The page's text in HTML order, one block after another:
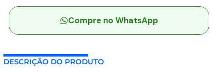
180-
528VCA/254VCC-
747VCC
2,65A
Compre no WhatsApp
DESCRIÇÃO DO PRODUTO